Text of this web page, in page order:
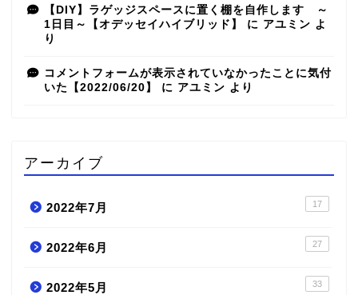
【DIY】ラゲッジスペースに置く棚を自作します ～
1日目～【オデッセイハイブリッド】
に アユミン よ
り
コメントフォームが表示されていなかったことに気付
いた【2022/06/20】
に アユミン より
アーカイブ
2022年7月 17
2022年6月 27
2022年5月 33